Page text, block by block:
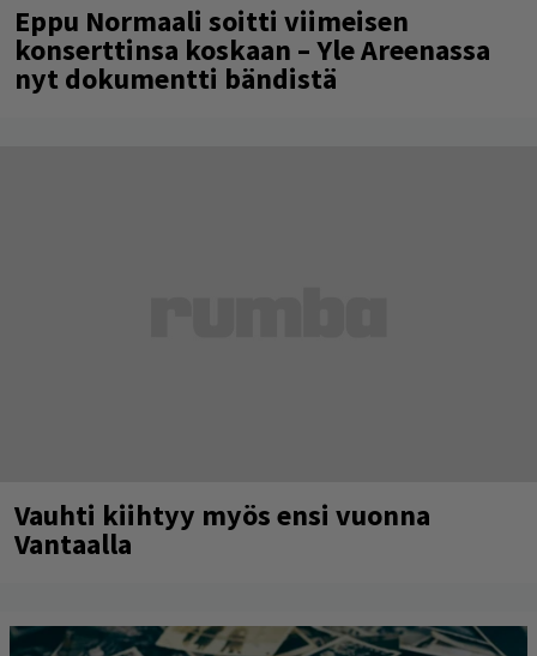
Eppu Normaali soitti viimeisen
konserttinsa koskaan – Yle Areenassa
nyt dokumentti bändistä
Vauhti kiihtyy myös ensi vuonna
Vantaalla